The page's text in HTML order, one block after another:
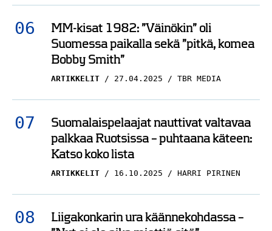
MM-kisat 1982: ”Väinökin” oli
Suomessa paikalla sekä ”pitkä, komea
Bobby Smith”
ARTIKKELIT 27.04.2025 TBR MEDIA
Suomalaispelaajat nauttivat valtavaa
palkkaa Ruotsissa – puhtaana käteen:
Katso koko lista
ARTIKKELIT 16.10.2025 HARRI PIRINEN
Liigakonkarin ura käännekohdassa –